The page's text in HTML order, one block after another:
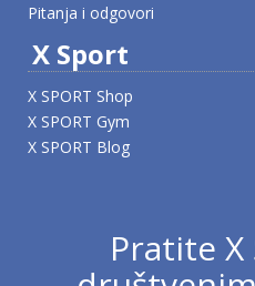
Pitanja i odgovori
X Sport
X SPORT Shop
X SPORT Gym
X SPORT Blog
Pratite